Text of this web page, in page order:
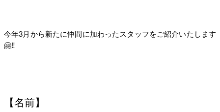
今年3月から新たに仲間に加わったスタッフをご紹介いたします
🤗‼️
【名前】